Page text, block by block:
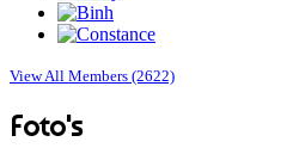
View All Members (2622)
Foto's